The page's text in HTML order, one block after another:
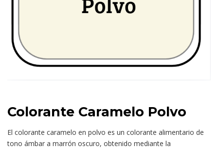
Colorante Caramelo Polvo
El colorante caramelo en polvo es un colorante alimentario de
tono ámbar a marrón oscuro, obtenido mediante la